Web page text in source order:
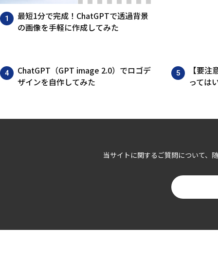
最短1分で完成！ChatGPTで透過背景
の画像を手軽に作成してみた
ChatGPT（GPT image 2.0）でロゴデ
ザインを自作してみた
【要
っては
当サイトに関するご質問について、